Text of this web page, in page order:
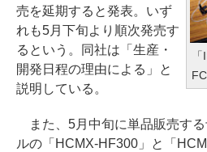
売を延期すると発表。いず
れも5月下旬より順次発売す
るという。同社は「生産・
開発日程の理由による」と
説明している。
また、5月中旬に単品販売す
ルの「HCMX-HF300」と「